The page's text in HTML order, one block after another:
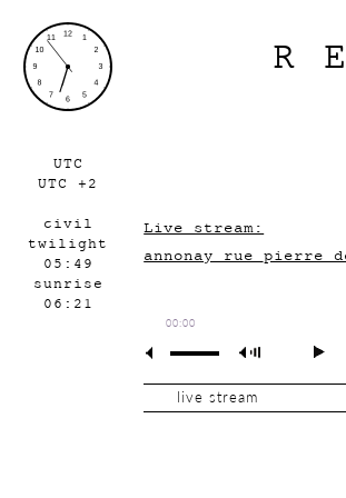
UTC
UTC +2
civil
twilight
05:49
sunrise
06:21
Live stream:
00:00
live stream